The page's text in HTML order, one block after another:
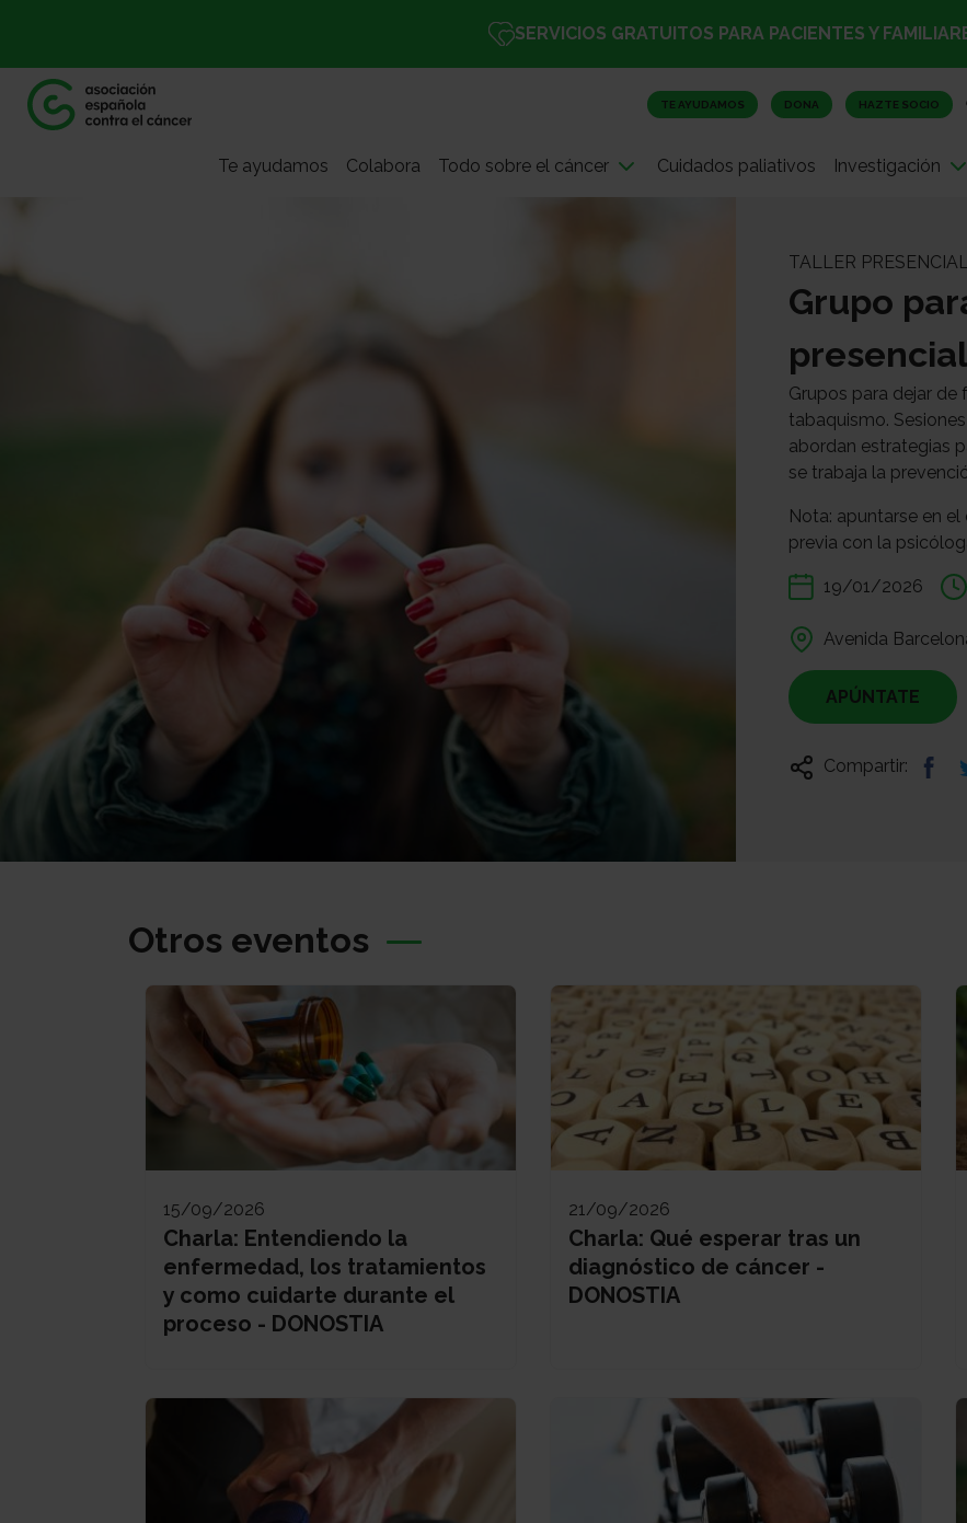
SERVICIOS GRATUITOS PARA PACIENTES Y
TE AYUDAMOS DONA HAZTE SOCIO
Te ayudamos Colabora Todo sobre el cáncer Cuidados paliativos Investigación
TALLER
Grupo
Grupos para dejar
tabaquismo.
abordan estrategias
se trabaja la
Nota: apuntarse en
previa con la
19/01/2026
Avenida
APÚNTATE
Compartir:
Otros eventos
15/09/2026
Charla: Entendiendo la
enfermedad, los tratamientos
y como cuidarte durante el
proceso - DONOSTIA
21/09/2026
Charla: Qué esperar tras un
diagnóstico de cáncer -
DONOSTIA